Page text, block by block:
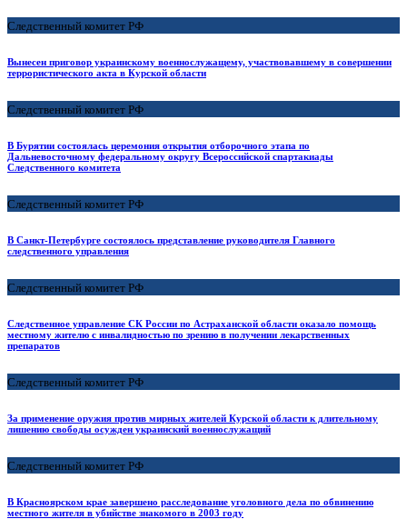
Следственный комитет РФ
Вынесен приговор украинскому военнослужащему, участвовавшему в совершении
террористического акта в Курской области
Следственный комитет РФ
В Бурятии состоялась церемония открытия отборочного этапа по
Дальневосточному федеральному округу Всероссийской спартакиады
Следственного комитета
Следственный комитет РФ
В Санкт-Петербурге состоялось представление руководителя Главного
следственного управления
Следственный комитет РФ
Следственное управление СК России по Астраханской области оказало помощь
местному жителю с инвалидностью по зрению в получении лекарственных
препаратов
Следственный комитет РФ
За применение оружия против мирных жителей Курской области к длительному
лишению свободы осужден украинский военнослужащий
Следственный комитет РФ
В Красноярском крае завершено расследование уголовного дела по обвинению
местного жителя в убийстве знакомого в 2003 году